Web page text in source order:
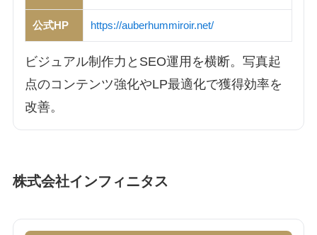
公式HP https://auberhummiroir.net/
ビジュアル制作力とSEO運用を横断。写真起
点のコンテンツ強化やLP最適化で獲得効率を
改善。
株式会社インフィニタス